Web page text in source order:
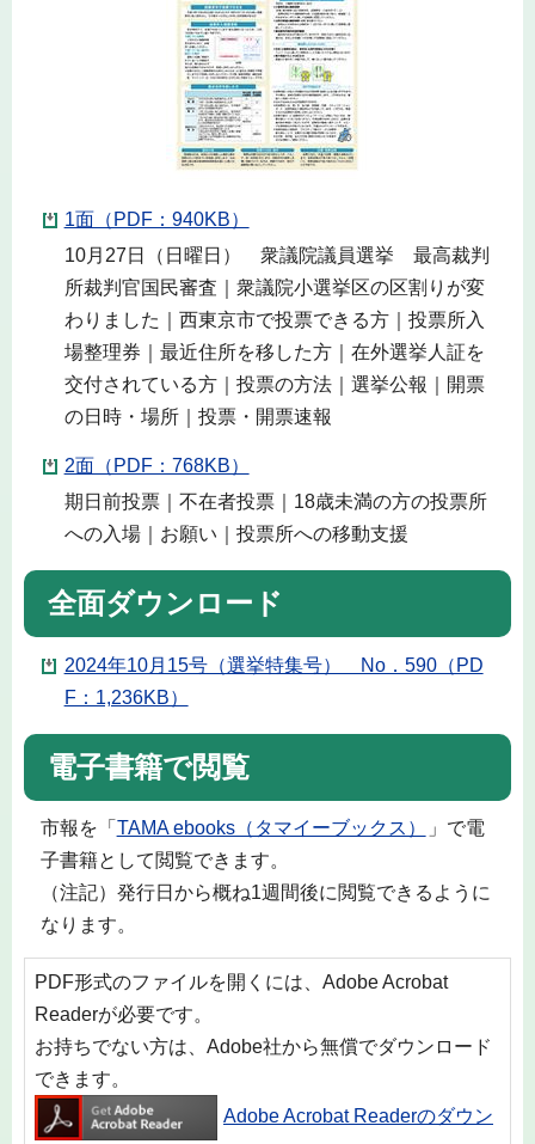
1面（PDF：940KB）
10月27日（日曜日） 衆議院議員選挙 最高裁判
所裁判官国民審査｜衆議院小選挙区の区割りが変
わりました｜西東京市で投票できる方｜投票所入
場整理券｜最近住所を移した方｜在外選挙人証を
交付されている方｜投票の方法｜選挙公報｜開票
の日時・場所｜投票・開票速報
2面（PDF：768KB）
期日前投票｜不在者投票｜18歳未満の方の投票所
への入場｜お願い｜投票所への移動支援
全面ダウンロード
2024年10月15号（選挙特集号） No．590（PD
F：1,236KB）
電子書籍で閲覧
市報を「 TAMA ebooks（タマイーブックス）
」で電
子書籍として閲覧できます。
（注記）発行日から概ね1週間後に閲覧できるように
なります。
PDF形式のファイルを開くには、Adobe Acrobat
Readerが必要です。
お持ちでない方は、Adobe社から無償でダウンロード
できます。
Adobe Acrobat Readerのダウン